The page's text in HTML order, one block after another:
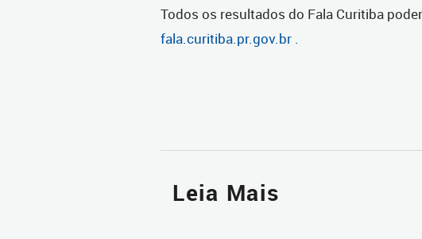
Todos os resultados do Fala Curitiba
fala.curitiba.pr.gov.br .
Leia Mais